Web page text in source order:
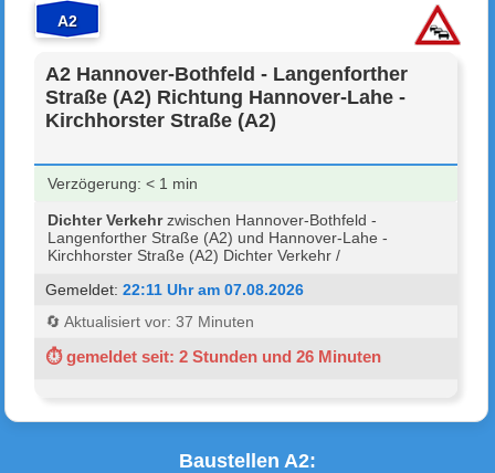
A2
A2 Hannover-Bothfeld - Langenforther
Straße (A2) Richtung Hannover-Lahe -
Kirchhorster Straße (A2)
Verzögerung: < 1 min
Dichter Verkehrzwischen Hannover-Bothfeld -
Langenforther Straße (A2) und Hannover-Lahe -
Kirchhorster Straße (A2) Dichter Verkehr /
Gemeldet:22:11 Uhr am 07.08.2026
🔄 Aktualisiert vor: 37 Minuten
⏱ gemeldet seit: 2 Stunden und 26 Minuten
Baustellen A2: